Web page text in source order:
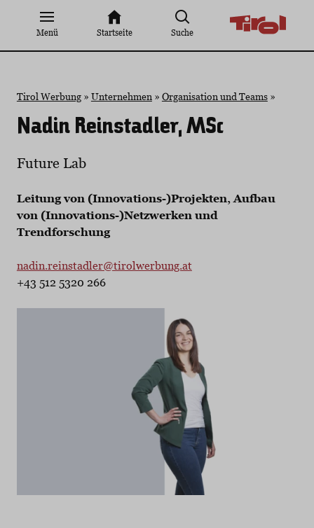
springenMenü Startseite Suche
Tirol Werbung» Unternehmen » Organisation und Teams»
Nadin Reinstadler, MSc
Future Lab
Leitung von (Innovations-)Projekten, Aufbau
von (Innovations-)Netzwerken und
Trendforschung
nadin.reinstadler@tirolwerbung.at
+43 512 5320 266